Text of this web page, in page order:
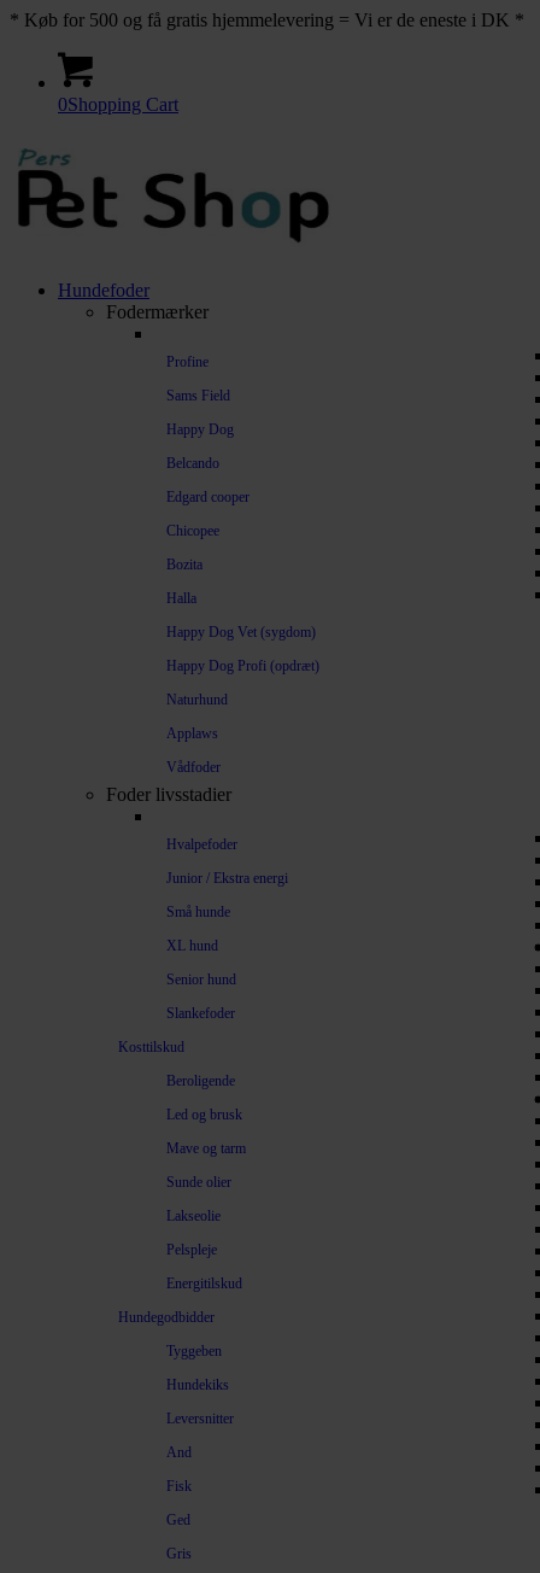
* Køb for 500 og få gratis hjemmelevering = Vi er de eneste i DK *
0Shopping Cart
Hundefoder
Fodermærker
Profine
Sams Field
Happy Dog
Belcando
Edgard cooper
Chicopee
Bozita
Halla
Happy Dog Vet (sygdom)
Happy Dog Profi (opdræt)
Naturhund
Applaws
Vådfoder
Foder livsstadier
Hvalpefoder
Junior / Ekstra energi
Små hunde
XL hund
Senior hund
Slankefoder
Kosttilskud
Beroligende
Led og brusk
Mave og tarm
Sunde olier
Lakseolie
Pelspleje
Energitilskud
Hundegodbidder
Tyggeben
Hundekiks
Leversnitter
And
Fisk
Ged
Gris